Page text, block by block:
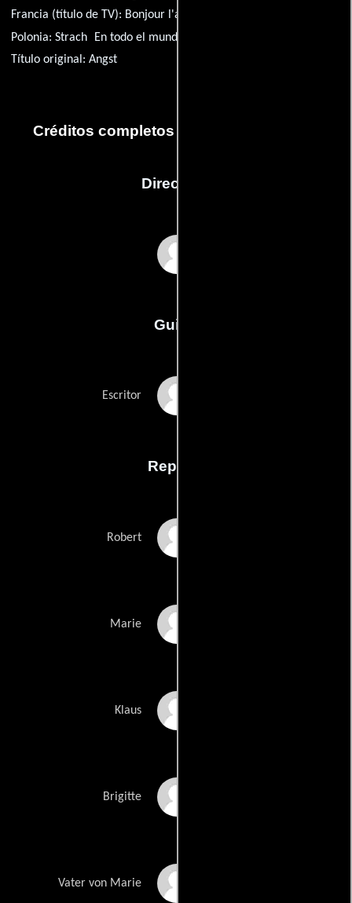
Francia (título de TV): Bonjour l'angoisse
Polonia:Strach En todo el mundo (Título de Inglés):
Título original:Angst
Créditos completos de la película Angst
Dirección
Guión
Escritor
Reparto
Robert
Marie
Klaus
Brigitte
Vater von Marie